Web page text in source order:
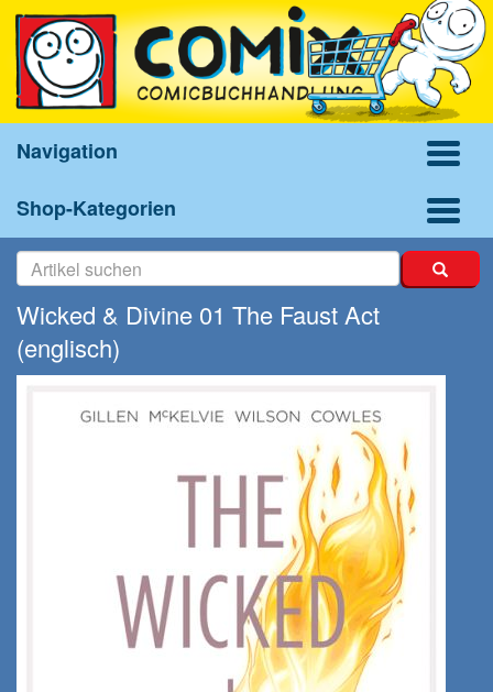
Navigation
Shop-Kategorien
Wicked & Divine 01 The Faust Act
(englisch)